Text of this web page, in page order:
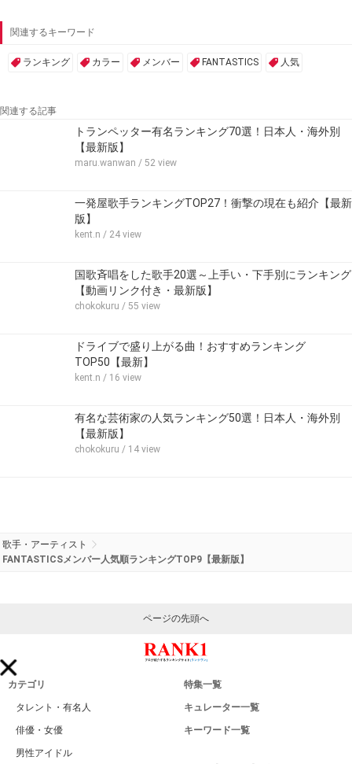
関連するキーワード
ランキング カラー メンバー FANTASTICS 人気
関連する記事
トランペッター有名ランキング70選！日本人・海外別
【最新版】
maru.wanwan / 52 view
一発屋歌手ランキングTOP27！衝撃の現在も紹介【最新
版】
kent.n / 24 view
国歌斉唱をした歌手20選～上手い・下手別にランキング
【動画リンク付き・最新版】
chokokuru / 55 view
ドライブで盛り上がる曲！おすすめランキング
TOP50【最新】
kent.n / 16 view
有名な芸術家の人気ランキング50選！日本人・海外別
【最新版】
chokokuru / 14 view
歌手・アーティスト
FANTASTICSメンバー人気順ランキングTOP9【最新版】
ページの先頭へ
カテゴリ
タレント・有名人
俳優・女優
男性アイドル
特集一覧
キュレーター一覧
キーワード一覧